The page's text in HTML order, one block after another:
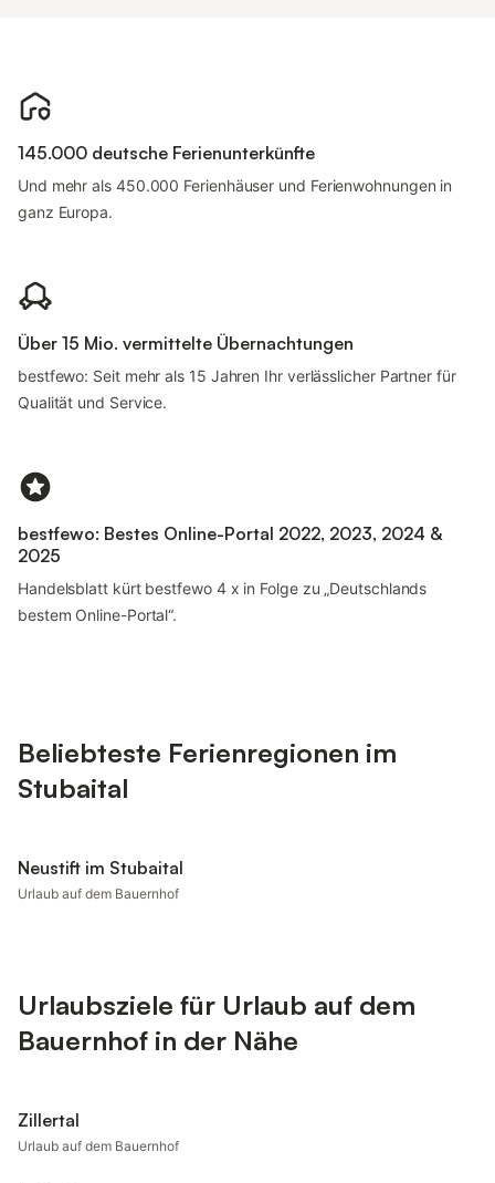
145.000 deutsche Ferienunterkünfte
Und mehr als 450.000 Ferienhäuser und Ferienwohnungen in
ganz Europa.
Über 15 Mio. vermittelte Übernachtungen
bestfewo: Seit mehr als 15 Jahren Ihr verlässlicher Partner für
Qualität und Service.
bestfewo: Bestes Online-Portal 2022, 2023, 2024 &
2025
Handelsblatt kürt bestfewo 4 x in Folge zu „Deutschlands
bestem Online-Portal“.
Beliebteste Ferienregionen im
Stubaital
Neustift im Stubaital
Urlaub auf dem Bauernhof
Urlaubsziele für Urlaub auf dem
Bauernhof in der Nähe
Zillertal
Urlaub auf dem Bauernhof